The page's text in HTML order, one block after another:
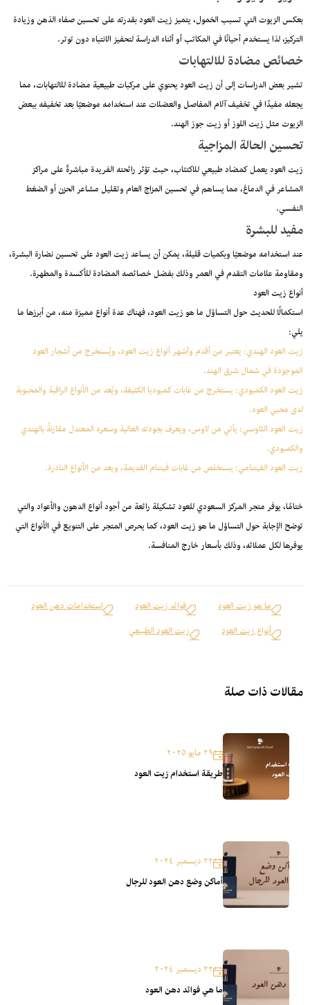
بعكس الزيوت التي تسبب الخمول، يتميز زيت العود بقدرته على تحسين صفاء الذهن وزيادة
التركيز، لذا يستخدم أحيانًا في المكاتب أو أثناء الدراسة لتحفيز الانتباه دون توتر.
خصائص مضادة للالتهابات
تشير بعض الدراسات إلى أن زيت العود يحتوي على مركبات طبيعية مضادة للالتهابات، مما
يجعله مفيدًا في تخفيف آلام المفاصل والعضلات عند استخدامه موضعيًا بعد تخفيفه ببعض
الزيوت مثل زيت اللوز أو زيت جوز الهند.
تحسين الحالة المزاجية
زيت العود يعمل كمضاد طبيعي للاكتئاب، حيث تؤثر رائحته الفريدة مباشرةً على مراكز
المشاعر في الدماغ، مما يساهم في تحسين المزاج العام وتقليل مشاعر الحزن أو الضغط
النفسي.
مفيد للبشرة
عند استخدامه موضعيًا وبكميات قليلة، يمكن أن يساعد زيت العود على تحسين نضارة البشرة،
ومقاومة علامات التقدم في العمر وذلك بفضل خصائصه المضادة للأكسدة والمطهرة.
أنواع زيت العود
استكمالًا للحديث حول التساؤل ما هو زيت العود، فهناك عدة أنواع مميزة منه، من أبرزها ما
يلي:
زيت العود الهندي: يعتبر من أقدم وأشهر أنواع زيت العود، ويُستخرج من أشجار العود
الموجودة في شمال شرق الهند.
زيت العود الكمبودي: يستخرج من غابات كمبوديا الكثيفة، ويُعد من الأنواع الراقية والمحبوبة
لدى محبي العود.
زيت العود اللاوسي: يأتي من لاوس، ويعرف بجودته العالية وسعره المعتدل مقارنةً بالهندي
والكمبودي.
زيت العود الفيتنامي: يستخلص من غابات فيتنام القديمة، ويعد من الأنواع النادرة.
ختامًا، يوفر متجر المركز السعودي للعود تشكيلة رائعة من أجود أنواع الدهون والأعواد والتي
توضح الإجابة حول التساؤل ما هو زيت العود، كما يحرص المتجر على التنويع في الأنواع التي
يوفرها لكل عملائه، وذلك بأسعار خارج المنافسة.
ما هو زيت العود فوائد زيت العود
استخدامات دهن العود
أنواع زيت العود
زيت العود الطبيعي
مقالات ذات صلة
٢٩ مايو ٢٠٢٥
طريقة استخدام زيت العود
٢٢ ديسمبر ٢٠٢٤
أماكن وضع دهن العود للرجال
٢٢ ديسمبر ٢٠٢٤
ما هي فوائد دهن العود